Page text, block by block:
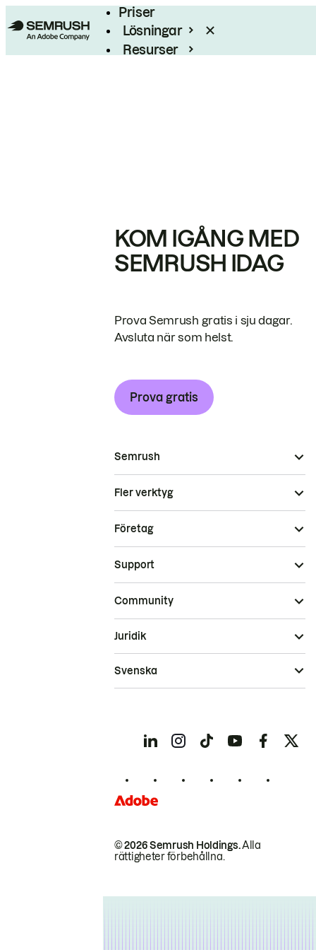
Priser
Lösningar
Resurser
KOM IGÅNG MED
SEMRUSH IDAG
Prova Semrush gratis i sju dagar.
Avsluta när som helst.
Prova gratis
Semrush
Fler verktyg
Företag
Support
Community
© 2026 Semrush Holdings.Alla
rättigheter förbehållna.
Juridik
Svenska